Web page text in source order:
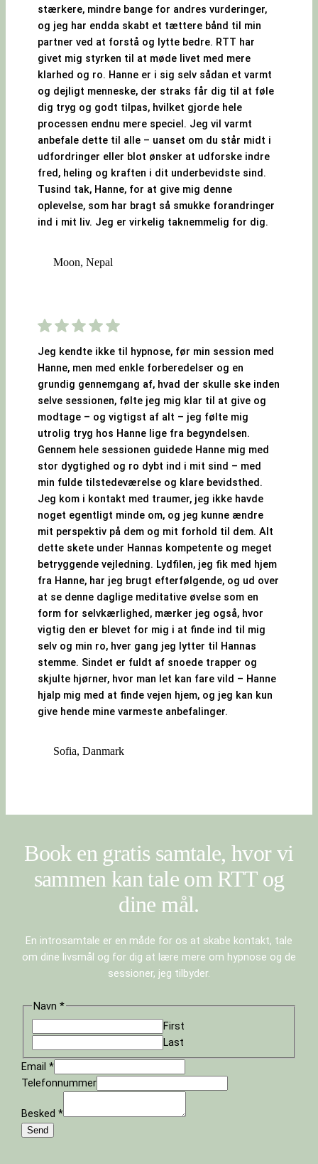
stærkere, mindre bange for andres vurderinger,
og jeg har endda skabt et tættere bånd til min
partner ved at forstå og lytte bedre. RTT har
givet mig styrken til at møde livet med mere
klarhed og ro. Hanne er i sig selv sådan et varmt
og dejligt menneske, der straks får dig til at føle
dig tryg og godt tilpas, hvilket gjorde hele
processen endnu mere speciel. Jeg vil varmt
anbefale dette til alle – uanset om du står midt i
udfordringer eller blot ønsker at udforske indre
fred, heling og kraften i dit underbevidste sind.
Tusind tak, Hanne, for at give mig denne
oplevelse, som har bragt så smukke forandringer
ind i mit liv. Jeg er virkelig taknemmelig for dig.
Moon, Nepal
Jeg kendte ikke til hypnose, før min session med
Hanne, men med enkle forberedelser og en
grundig gennemgang af, hvad der skulle ske inden
selve sessionen, følte jeg mig klar til at give og
modtage – og vigtigst af alt – jeg følte mig
utrolig tryg hos Hanne lige fra begyndelsen.
Gennem hele sessionen guidede Hanne mig med
stor dygtighed og ro dybt ind i mit sind – med
min fulde tilstedeværelse og klare bevidsthed.
Jeg kom i kontakt med traumer, jeg ikke havde
noget egentligt minde om, og jeg kunne ændre
mit perspektiv på dem og mit forhold til dem. Alt
dette skete under Hannas kompetente og meget
betryggende vejledning. Lydfilen, jeg fik med hjem
fra Hanne, har jeg brugt efterfølgende, og ud over
at se denne daglige meditative øvelse som en
form for selvkærlighed, mærker jeg også, hvor
vigtig den er blevet for mig i at finde ind til mig
selv og min ro, hver gang jeg lytter til Hannas
stemme. Sindet er fuldt af snoede trapper og
skjulte hjørner, hvor man let kan fare vild – Hanne
hjalp mig med at finde vejen hjem, og jeg kan kun
give hende mine varmeste anbefalinger.
Sofia, Danmark
Book en gratis samtale, hvor vi
sammen kan tale om RTT og
dine mål.
En introsamtale er en måde for os at skabe kontakt, tale
om dine livsmål og for dig at lære mere om hypnose og de
sessioner, jeg tilbyder.
Navn*
First
Last
Email*
Telefonnummer
Besked*
Send